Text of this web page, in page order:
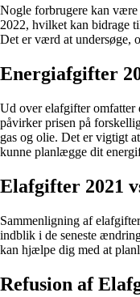
Nogle forbrugere kan
2022, hvilket kan bidrage
Det er værd at undersøge,
Energiafgifter
Ud over elafgifter omfatter
påvirker prisen på
gas og olie. Det er vigtigt
kunne planlægge dit
Elafgifter 2021
Sammenligning af
indblik i de seneste
kan hjælpe dig med at
Refusion af